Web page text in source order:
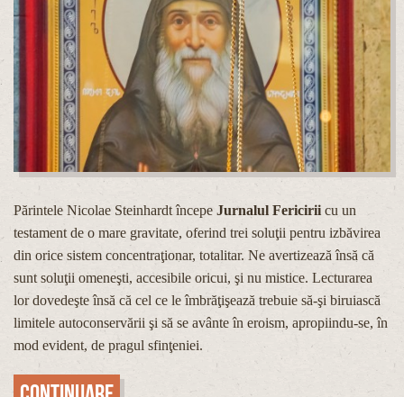
Părintele Nicolae Steinhardt începe Jurnalul Fericiriicu un
testament de o mare gravitate, oferind trei soluţii pentru izbăvirea
din orice sistem concentraţionar, totalitar. Ne avertizează însă că
sunt soluţii omeneşti, accesibile oricui, şi nu mistice. Lecturarea
lor dovedeşte însă că cel ce le îmbrăţişează trebuie să-şi biruiască
limitele autoconservării şi să se avânte în eroism, apropiindu-se, în
mod evident, de pragul sfinţeniei.